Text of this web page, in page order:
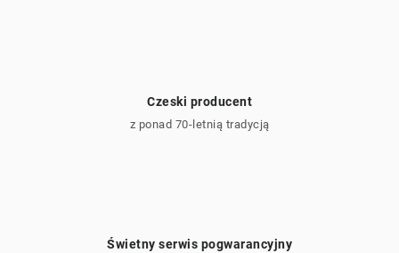
Czeski producent
z ponad 70-letnią tradycją
Świetny serwis pogwarancyjny